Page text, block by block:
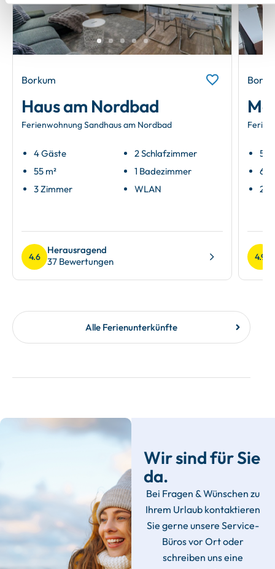
Next
Borkum
Haus am Nordbad
Ferienwohnung Sandhaus am Nordbad
4 Gäste
55 m²
3 Zimmer
2 Schlafzimmer
1 Badezimmer
WLAN
4.6
Herausragend
37 Bewertungen
5
60
2
4.9
Alle Ferienunterkünfte
Wir sind für Sie
da.
Bei Fragen & Wünschen zu
Ihrem Urlaub kontaktieren
Sie gerne unsere Service-
Büros vor Ort oder
schreiben uns eine